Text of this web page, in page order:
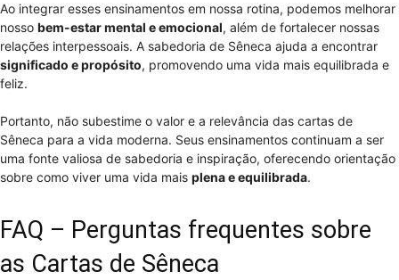
Ao integrar esses ensinamentos em nossa rotina, podemos melhorar
nosso bem-estar mental e emocional, além de fortalecer nossas
relações interpessoais. A sabedoria de Sêneca ajuda a encontrar
significado e propósito, promovendo uma vida mais equilibrada e
feliz.
Portanto, não subestime o valor e a relevância das cartas de
Sêneca para a vida moderna. Seus ensinamentos continuam a ser
uma fonte valiosa de sabedoria e inspiração, oferecendo orientação
sobre como viver uma vida mais plena e equilibrada.
FAQ – Perguntas frequentes sobre
as Cartas de Sêneca